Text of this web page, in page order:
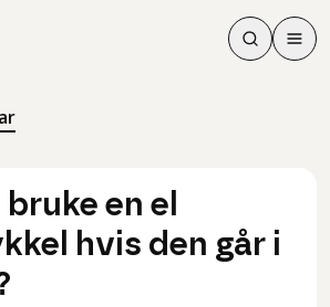
Søk
Søk
Meny
en el
hvis den går i